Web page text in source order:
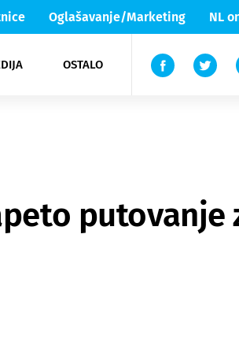
Oglašavanje/Marketing NL
OSTALO
Lika & Senj
TV
putovanje